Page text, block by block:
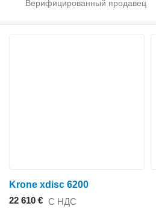
Krone xdisc 6200
22 610 € С НДС